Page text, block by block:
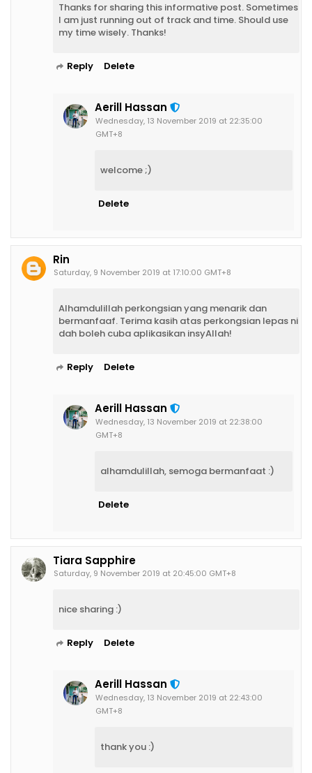
Thanks for sharing this informative post. Sometimes
I am just running out of track and time. Should use
my time wisely. Thanks!
Reply Delete
Aerill Hassan
Wednesday, 13 November 2019 at 22:35:00
GMT+8
welcome ;)
Delete
Rin
Saturday, 9 November 2019 at 17:10:00 GMT+8
Alhamdulillah perkongsian yang menarik dan
bermanfaaf. Terima kasih atas perkongsian lepas ni
dah boleh cuba aplikasikan insyAllah!
Reply Delete
Aerill Hassan
Wednesday, 13 November 2019 at 22:38:00
GMT+8
alhamdulillah, semoga bermanfaat :)
Delete
Tiara Sapphire
Saturday, 9 November 2019 at 20:45:00 GMT+8
nice sharing :)
Reply Delete
Aerill Hassan
Wednesday, 13 November 2019 at 22:43:00
GMT+8
thank you :)